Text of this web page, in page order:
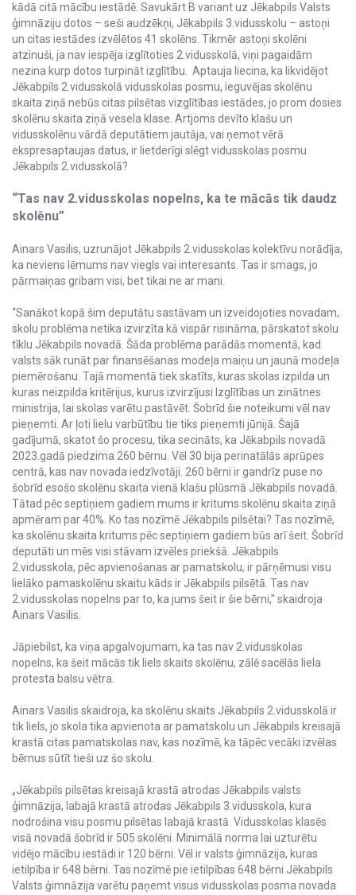
kādā citā mācību iestādē. Savukārt B variant uz Jēkabpils Valsts
ģimnāziju dotos – seši audzēkņi, Jēkabpils 3.vidusskolu – astoņi
un citas iestādes izvēlētos 41 skolēns. Tikmēr astoņi skolēni
atzinuši, ja nav iespēja izglītoties 2.vidusskolā, viņi pagaidām
nezina kurp dotos turpināt izglītību. Aptauja liecina, ka likvidējot
Jēkabpils 2.vidusskolā vidusskolas posmu, ieguvējas skolēnu
skaita ziņā nebūs citas pilsētas vizglītības iestādes, jo prom dosies
skolēnu skaita ziņā vesela klase. Artjoms devīto klašu un
vidusskolēnu vārdā deputātiem jautāja, vai ņemot vērā
ekspresaptaujas datus, ir lietderīgi slēgt vidusskolas posmu
Jēkabpils 2.vidusskolā?
“Tas nav 2.vidusskolas nopelns, ka te mācās tik daudz
skolēnu”
Ainars Vasilis, uzrunājot Jēkabpils 2.vidusskolas kolektīvu norādīja,
ka neviens lēmums nav viegls vai interesants. Tas ir smags, jo
pārmaiņas gribam visi, bet tikai ne ar mani.
“Sanākot kopā šim deputātu sastāvam un izveidojoties novadam,
skolu problēma netika izvirzīta kā vispār risināma, pārskatot skolu
tīklu Jēkabpils novadā. Šāda problēma parādās momentā, kad
valsts sāk runāt par finansēšanas modeļa maiņu un jaunā modeļa
piemērošanu. Tajā momentā tiek skatīts, kuras skolas izpilda un
kuras neizpilda kritērijus, kurus izvirzījusi Izglītības un zinātnes
ministrija, lai skolas varētu pastāvēt. Šobrīd šie noteikumi vēl nav
pieņemti. Ar ļoti lielu varbūtību tie tiks pieņemti jūnijā. Šajā
gadījumā, skatot šo procesu, tika secināts, ka Jēkabpils novadā
2023.gadā piedzima 260 bērnu. Vēl 30 bija perinatālās aprūpes
centrā, kas nav novada iedzīvotāji. 260 bērni ir gandrīz puse no
šobrīd esošo skolēnu skaita vienā klašu plūsmā Jēkabpils novadā.
Tātad pēc septiņiem gadiem mums ir kritums skolēnu skaita ziņā
apmēram par 40%. Ko tas nozīmē Jēkabpils pilsētai? Tas nozīmē,
ka skolēnu skaita kritums pēc septiņiem gadiem būs arī šeit. Šobrīd
deputāti un mēs visi stāvam izvēles priekšā. Jēkabpils
2.vidusskola, pēc apvienošanas ar pamatskolu, ir pārņēmusi visu
lielāko pamaskolēnu skaitu kāds ir Jēkabpils pilsētā. Tas nav
2.vidusskolas nopelns par to, ka jums šeit ir šie bērni,” skaidroja
Ainars Vasilis.
Jāpiebilst, ka viņa apgalvojumam, ka tas nav 2.vidusskolas
nopelns, ka šeit mācās tik liels skaits skolēnu, zālē sacēlās liela
protesta balsu vētra.
Ainars Vasilis skaidroja, ka skolēnu skaits Jēkabpils 2.vidusskolā ir
tik liels, jo skola tika apvienota ar pamatskolu un Jēkabpils kreisajā
krastā citas pamatskolas nav, kas nozīmē, ka tāpēc vecāki izvēlas
bērnus sūtīt tieši uz šo skolu.
„Jēkabpils pilsētas kreisajā krastā atrodas Jēkabpils valsts
ģimnāzija, labajā krastā atrodas Jēkabpils 3.vidusskola, kura
nodrošina visu posmu pilsētas labajā krastā. Vidusskolas klasēs
visā novadā šobrīd ir 505 skolēni. Minimālā norma lai uzturētu
vidējo mācību iestādi ir 120 bērni. Vēl ir valsts ģimnāzija, kuras
ietilpība ir 648 bērni. Tas nozīmē pie ietilpības 648 bērni Jēkabpils
Valsts ģimnāzija varētu paņemt visus vidusskolas posma novada